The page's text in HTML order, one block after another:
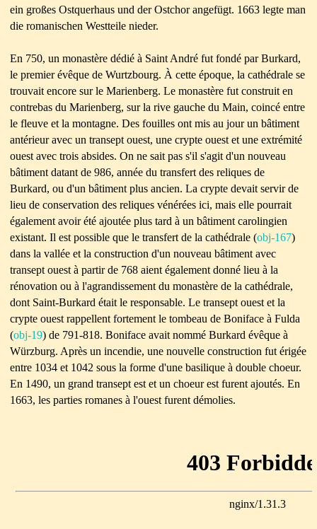
ein großes Ostquerhaus und der Ostchor angefügt. 1663 legte man
die romanischen Westteile nieder.
En 750, un monastère dédié à Saint André fut fondé par Burkard,
le premier évêque de Wurtzbourg. À cette époque, la cathédrale se
trouvait encore sur le Marienberg. Le monastère fut construit en
contrebas du Marienberg, sur la rive gauche du Main, coincé entre
le fleuve et la montagne. Des fouilles ont mis au jour un bâtiment
antérieur avec un transept ouest, une crypte ouest et une extrémité
ouest avec trois absides. On ne sait pas s'il s'agit d'un nouveau
bâtiment datant de 986, année du transfert des reliques de
Burkard, ou d'un bâtiment plus ancien. La crypte devait servir de
lieu de conservation des reliques vénérées ici, mais elle pourrait
également avoir été ajoutée plus tard à un bâtiment carolingien
existant. Il est possible que le transfert de la cathédrale (obj-167)
dans la vallée et la construction d'un nouveau bâtiment avec
transept ouest à partir de 768 aient également donné lieu à la
rénovation ou à l'agrandissement du monastère de la cathédrale,
dont Saint-Burkard était le responsable. Le transept ouest et la
crypte ouest rappellent fortement le tombeau de Boniface à Fulda
(obj-19) de 791-818. Boniface avait nommé Burkard évêque à
Würzburg. Après un incendie, une nouvelle construction fut érigée
entre 1034 et 1042 sous la forme d'une basilique à double choeur.
En 1490, un grand transept est et un choeur est furent ajoutés. En
1663, les parties romanes à l'ouest furent démolies.